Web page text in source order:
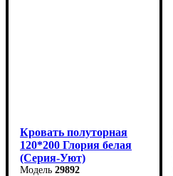
Кровать полуторная
120*200 Глория белая
(Серия-Уют)
29892